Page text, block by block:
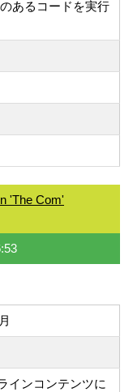
あるコードを実行
'The Com'
インコンテンツに